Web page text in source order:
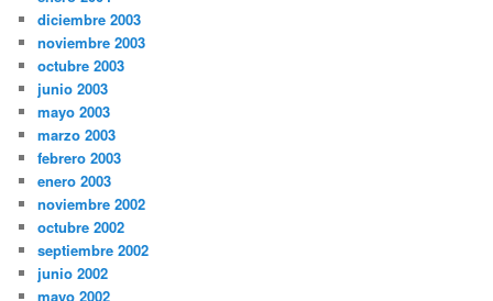
diciembre 2003
noviembre 2003
octubre 2003
junio 2003
mayo 2003
marzo 2003
febrero 2003
enero 2003
noviembre 2002
octubre 2002
septiembre 2002
junio 2002
mayo 2002